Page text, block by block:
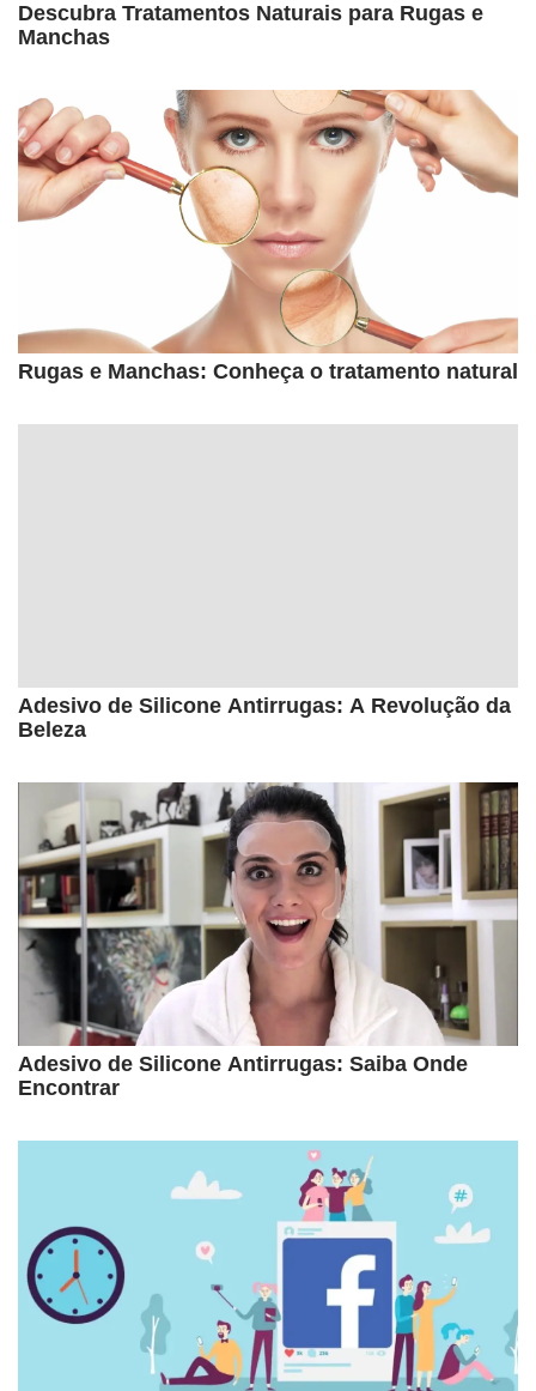
Descubra Tratamentos Naturais para Rugas e
Manchas
Rugas e Manchas: Conheça o tratamento natural
Adesivo de Silicone Antirrugas: A Revolução da
Beleza
Adesivo de Silicone Antirrugas: Saiba Onde
Encontrar